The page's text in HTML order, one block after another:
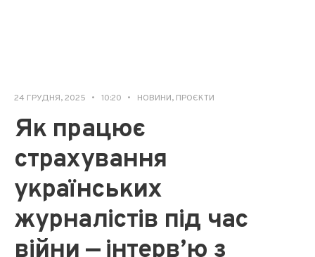
24 ГРУДНЯ, 2025 • 10:20 • НОВИНИ, ПРОЄКТИ
Як працює
страхування
українських
журналістів під час